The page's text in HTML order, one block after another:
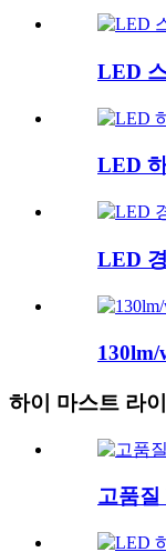
LED
LED
LED
130lm/
하이 마스트 라
고품